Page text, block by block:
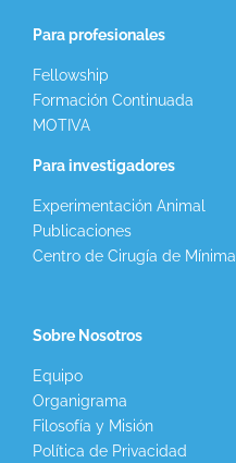
Para profesionales
Fellowship
Formación Continuada
MOTIVA
Para investigadores
Experimentación Animal
Publicaciones
Centro de Cirugía de
Sobre Nosotros
Equipo
Organigrama
Filosofía y Misión
Política de Privacidad